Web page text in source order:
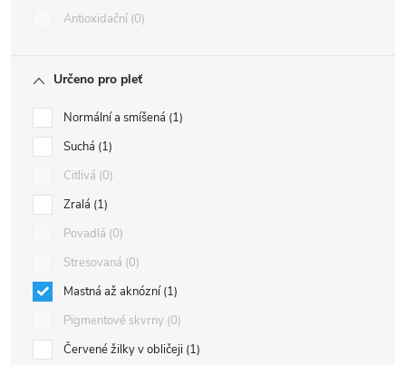
Antioxidační 0
Určeno pro pleť
Normální a smíšená 1
Suchá 1
Citlivá 0
Zralá 1
Povadlá 0
Stresovaná 0
Mastná až aknózní 1
Pigmentové skvrny 0
Červené žilky v obličeji 1